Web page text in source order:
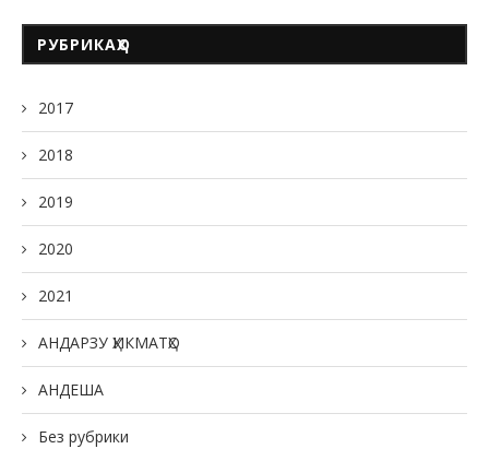
РУБРИКАҲО
2017
2018
2019
2020
2021
АНДАРЗУ ҲИКМАТҲО
АНДЕША
Без рубрики